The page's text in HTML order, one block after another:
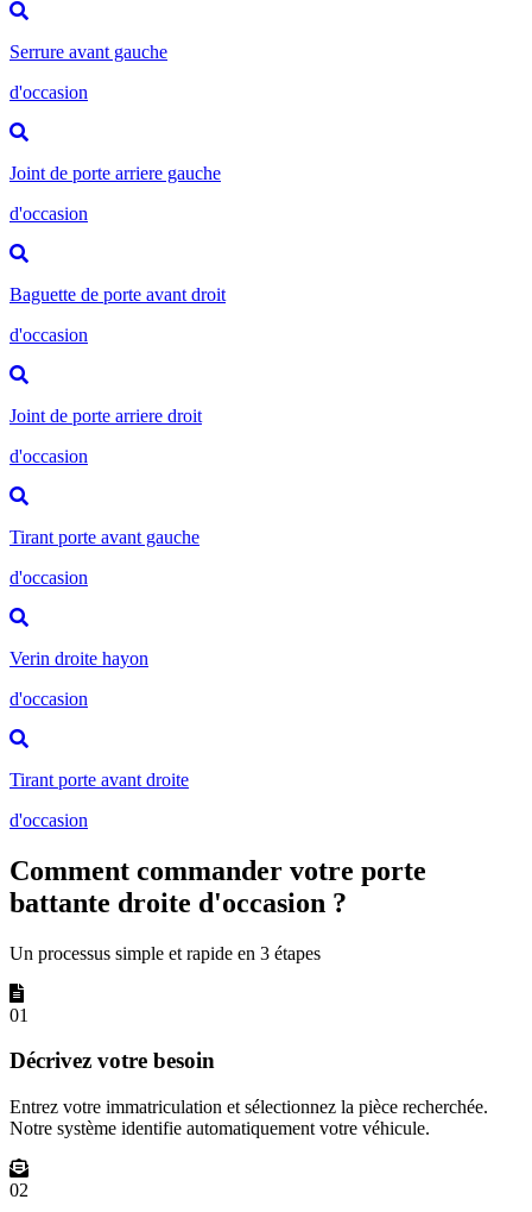
Serrure avant gauche
d'occasion
Joint de porte arriere gauche
d'occasion
Baguette de porte avant droit
d'occasion
Joint de porte arriere droit
d'occasion
Tirant porte avant gauche
d'occasion
Verin droite hayon
d'occasion
Tirant porte avant droite
d'occasion
Comment commander votre porte
battante droite d'occasion ?
Un processus simple et rapide en 3 étapes
01
Décrivez votre besoin
Entrez votre immatriculation et sélectionnez la pièce recherchée.
Notre système identifie automatiquement votre véhicule.
02